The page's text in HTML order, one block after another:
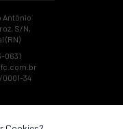
Antônio
S/N,
(RN)
0631
0001-34